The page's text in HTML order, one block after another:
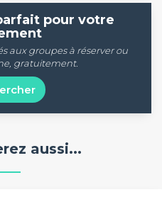
pour votre
aux groupes à réserver ou
gratuitement.
aussi...